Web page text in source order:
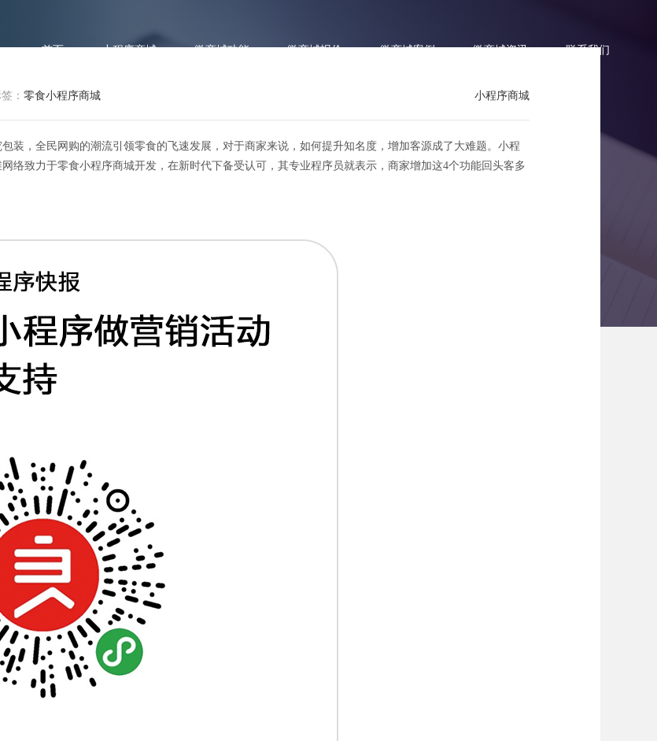
首页 小程序商城 微商城功能 微商城报价 微商城案例 微商城资讯 联系我们
小程序商城
： 零食小程序商城
装，全民网购的潮流引领零食的飞速发展，对于商家来说，如何提升知名度，增加客源成了大难题。小程
络致力于零食小程序商城开发，在新时代下备受认可，其专业程序员就表示，商家增加这4个功能回头客多